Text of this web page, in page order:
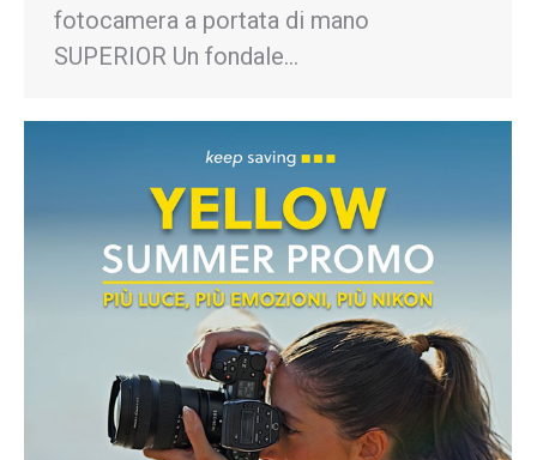
fotocamera a portata di mano
SUPERIOR Un fondale…